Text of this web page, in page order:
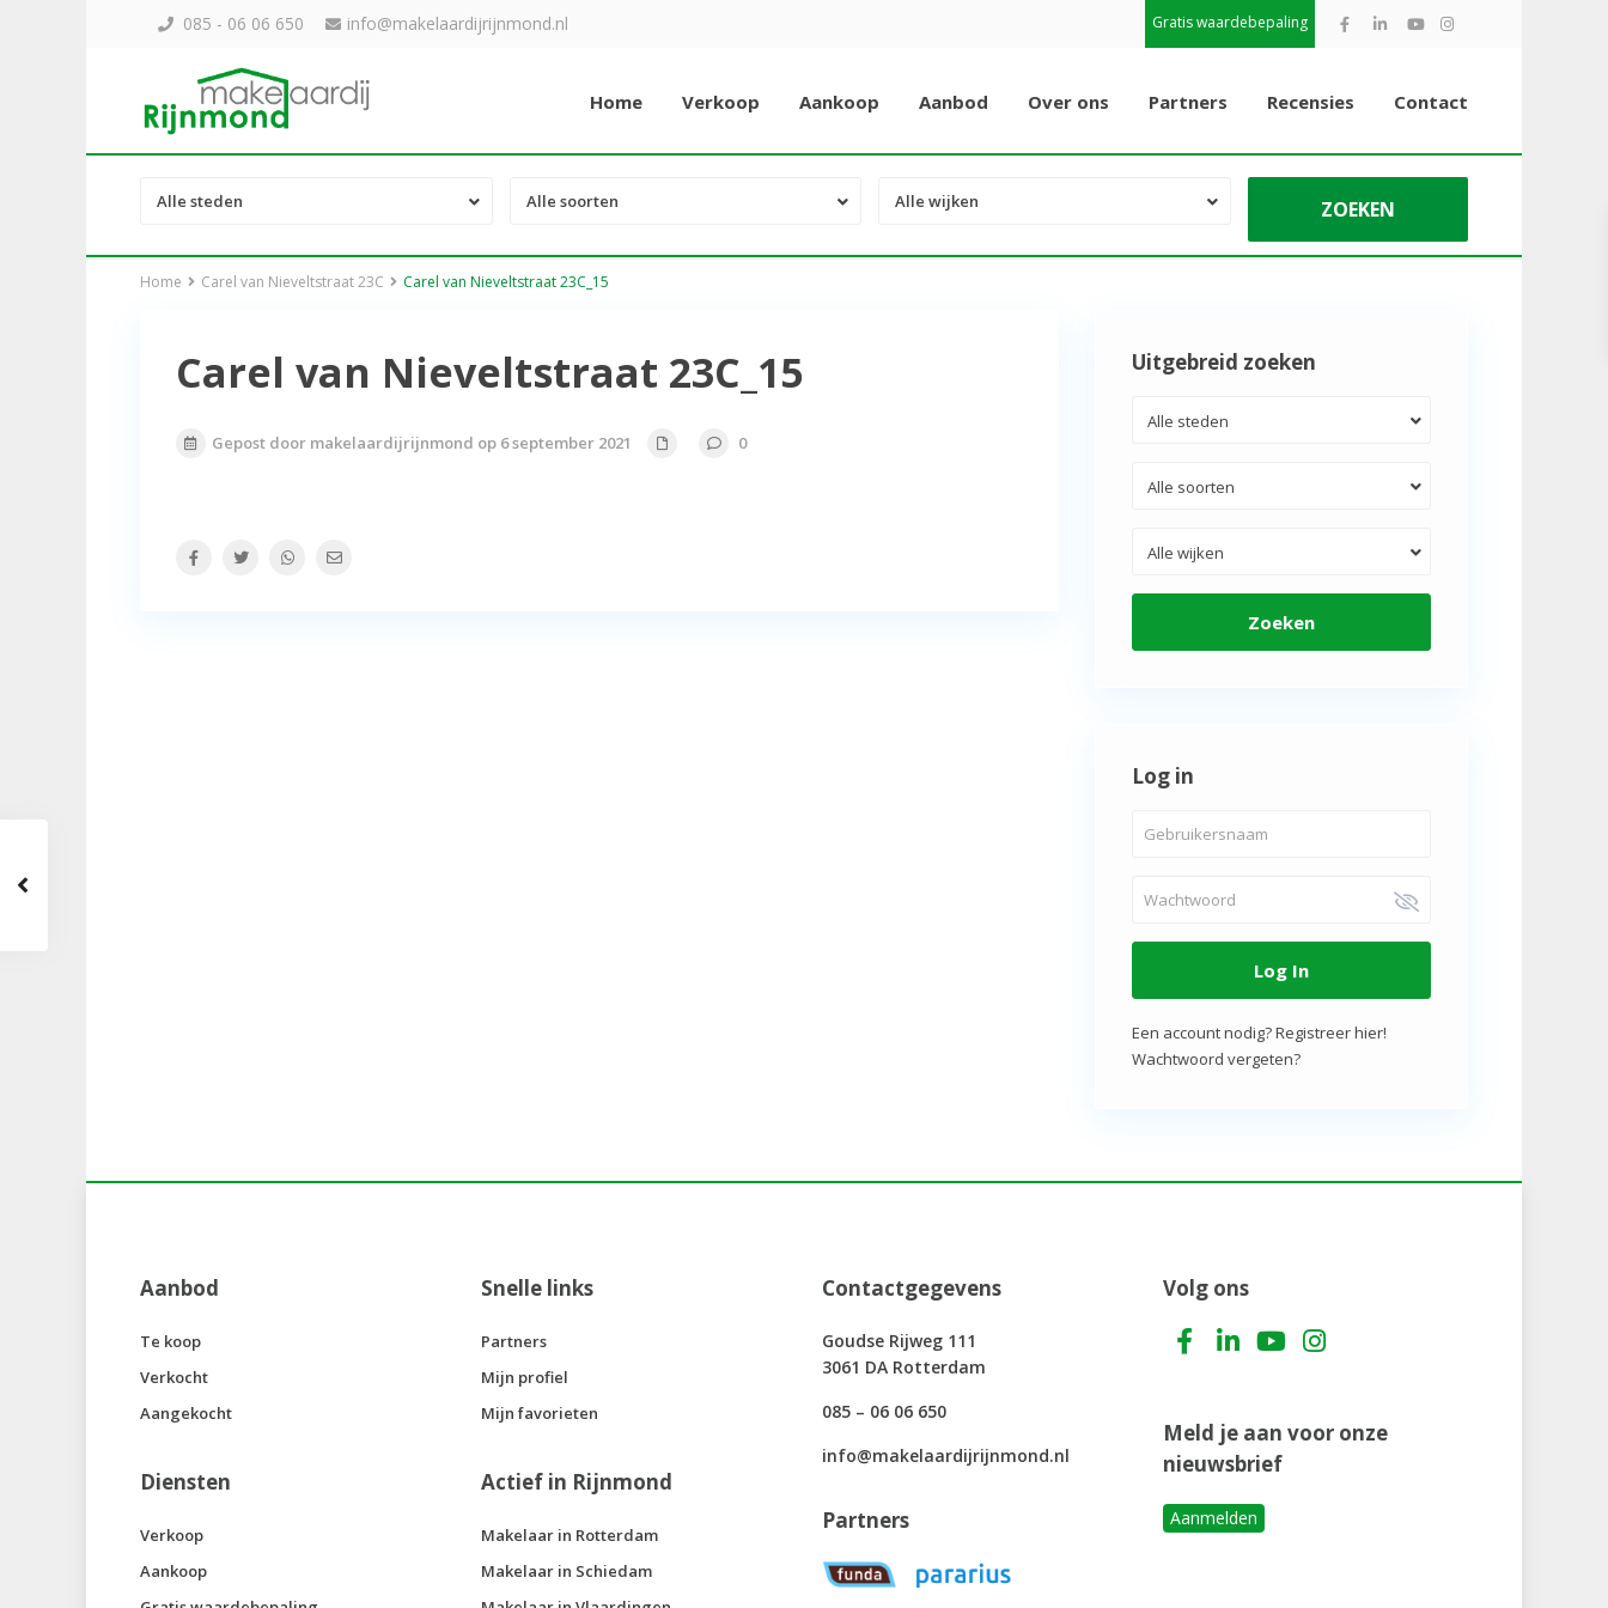
085 - 06 06 650 info@makelaardijrijnmond.nl Gratis waardebepaling
Home Verkoop Aankoop Aanbod Over ons Partners Recensies Contact
Alle steden Alle soorten Alle wijken
Home Carel van Nieveltstraat 23C Carel van Nieveltstraat 23C_15
Carel van Nieveltstraat 23C_15
Gepost door makelaardijrijnmond op 6 september 2021 0
Uitgebreid zoeken
Alle steden
Alle soorten
Alle wijken
Zoeken
Log in
Log In
Een account nodig? Registreer hier!
Wachtwoord vergeten?
Aanbod
Te koop
Verkocht
Aangekocht
Diensten
Verkoop
Aankoop
Snelle links
Partners
Mijn profiel
Mijn favorieten
Actief in Rijnmond
Makelaar in Rotterdam
Makelaar in Schiedam
Contactgegevens
Goudse Rijweg 111
3061 DA Rotterdam
085 – 06 06 650
info@makelaardijrijnmond.nl
Partners
Volg ons
Meld je aan voor onze
nieuwsbrief
Aanmelden